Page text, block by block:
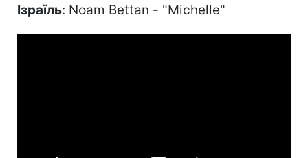
Ізраїль: Noam Bettan - "Michelle"